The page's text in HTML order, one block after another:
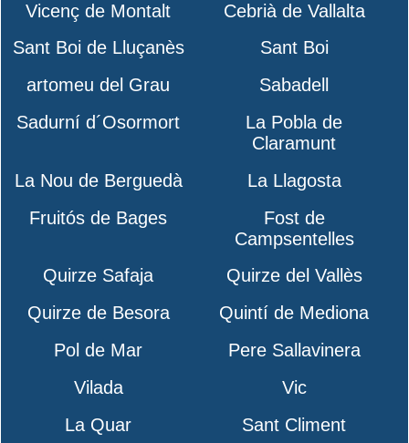
Vicenç de Montalt
Cebrià de Vallalta
Sant Boi de Lluçanès
Sant Boi
artomeu del Grau
Sabadell
Sadurní d´Osormort
La Pobla de
Claramunt
La Nou de Berguedà
La Llagosta
Fruitós de Bages
Fost de
Campsentelles
Quirze Safaja
Quirze del Vallès
Quirze de Besora
Quintí de Mediona
Pol de Mar
Pere Sallavinera
Vilada
Vic
La Quar
Sant Climent